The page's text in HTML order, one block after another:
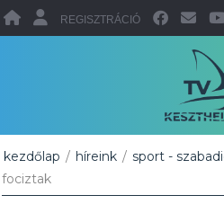
REGISZTRÁCIÓ
kezdőlap / híreink / sport -
fociztak